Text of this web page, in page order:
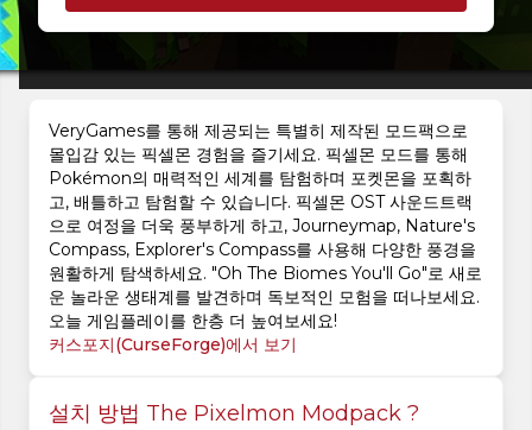
VeryGames를 통해 제공되는 특별히 제작된 모드팩으로
몰입감 있는 픽셀몬 경험을 즐기세요. 픽셀몬 모드를 통해
Pokémon의 매력적인 세계를 탐험하며 포켓몬을 포획하
고, 배틀하고 탐험할 수 있습니다. 픽셀몬 OST 사운드트랙
으로 여정을 더욱 풍부하게 하고, Journeymap, Nature's
Compass, Explorer's Compass를 사용해 다양한 풍경을
원활하게 탐색하세요. "Oh The Biomes You'll Go"로 새로
운 놀라운 생태계를 발견하며 독보적인 모험을 떠나보세요.
오늘 게임플레이를 한층 더 높여보세요!
커스포지(CurseForge)에서 보기
설치 방법 The Pixelmon Modpack ?